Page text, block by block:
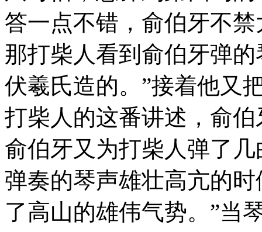
答一点不错，俞伯牙不
那打柴人看到俞伯牙弹
伏羲氏造的。”接着他又
打柴人的这番讲述，俞
俞伯牙又为打柴人弹了
弹奏的琴声雄壮高亢的
了高山的雄伟气势。”当